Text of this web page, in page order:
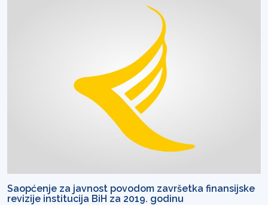
Saopćenje za javnost povodom završetka finansijske
revizije institucija BiH za 2019. godinu